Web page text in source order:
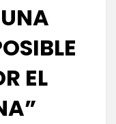
EL